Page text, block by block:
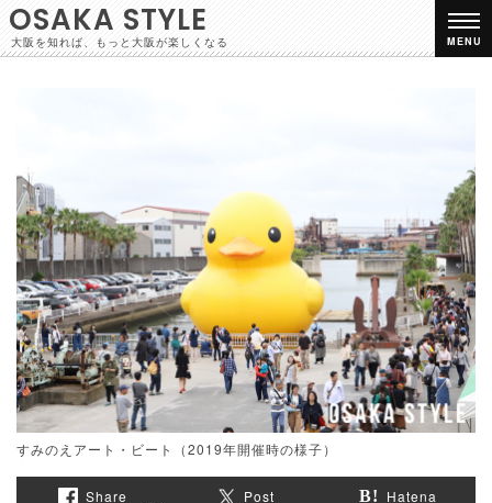
OSAKA STYLE
大阪を知れば、もっと大阪が楽しくなる MENU
すみのえアート・ビート（2019年開催時の様子）
Share Post Hatena